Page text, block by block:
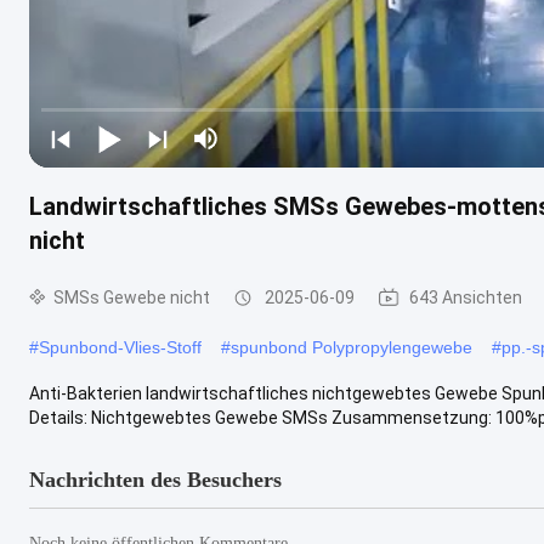
Landwirtschaftliches SMSs Gewebes-
nicht
SMSs Gewebe nicht 2025-06-09 643 Ansichten
#Spunbond-Vlies-Stoff #spunbond Polypropylengewebe #pp.-
Anti-Bakterien landwirtschaftliches nichtgewebtes Gewebe
Details: Nichtgewebtes Gewebe SMSs Zusammensetzung:
Nachrichten des Besuchers